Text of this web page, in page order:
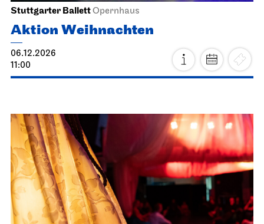
Stuttgarter BallettOpernhaus
Aktion Weihnachten